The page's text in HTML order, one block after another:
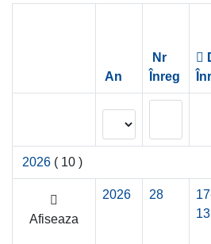
An
Nr
Înreg
2026 ( 10 )
Afiseaza
2026 28